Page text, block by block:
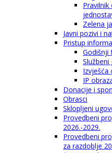
Zelena
Javni pozivi i
Pristup
Godišnji
Službeni
Izvješća
IP
Donacije i
Obrasci
Sklopljeni
Provedbeni
2026.-2029.
Provedbeni
za razdoblje